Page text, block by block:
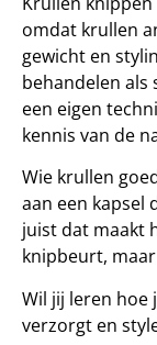
omdat krullen
gewicht en
behandelen als
een eigen
kennis van de
Wie krullen
aan een kapsel
juist dat maakt
knipbeurt,
Wil jij leren hoe
verzorgt en